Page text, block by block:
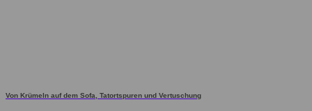
Von Krümeln auf dem Sofa, Tatortspuren und Vertuschung